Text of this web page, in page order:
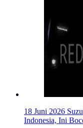
18 Juni 2026
Indonesia, Ini